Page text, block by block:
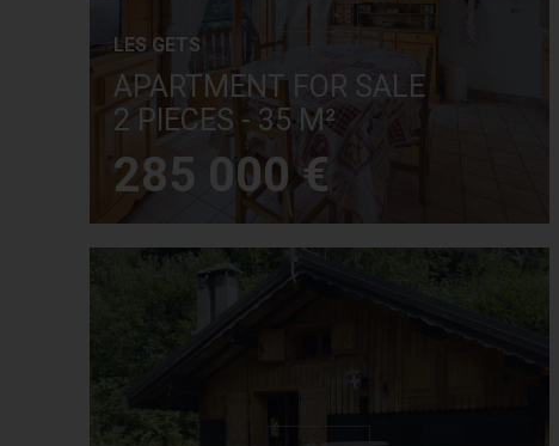
LES GETS
APARTMENT FOR SALE
2 PIECES - 35 M²
285 000 €